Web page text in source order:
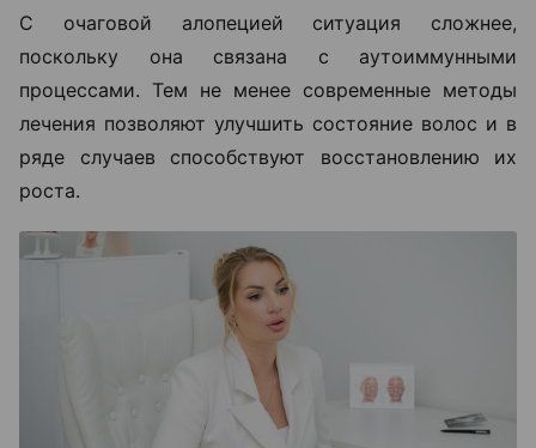
С очаговой алопецией ситуация сложнее,
поскольку она связана с аутоиммунными
процессами. Тем не менее современные методы
лечения позволяют улучшить состояние волос и в
ряде случаев способствуют восстановлению их
роста.